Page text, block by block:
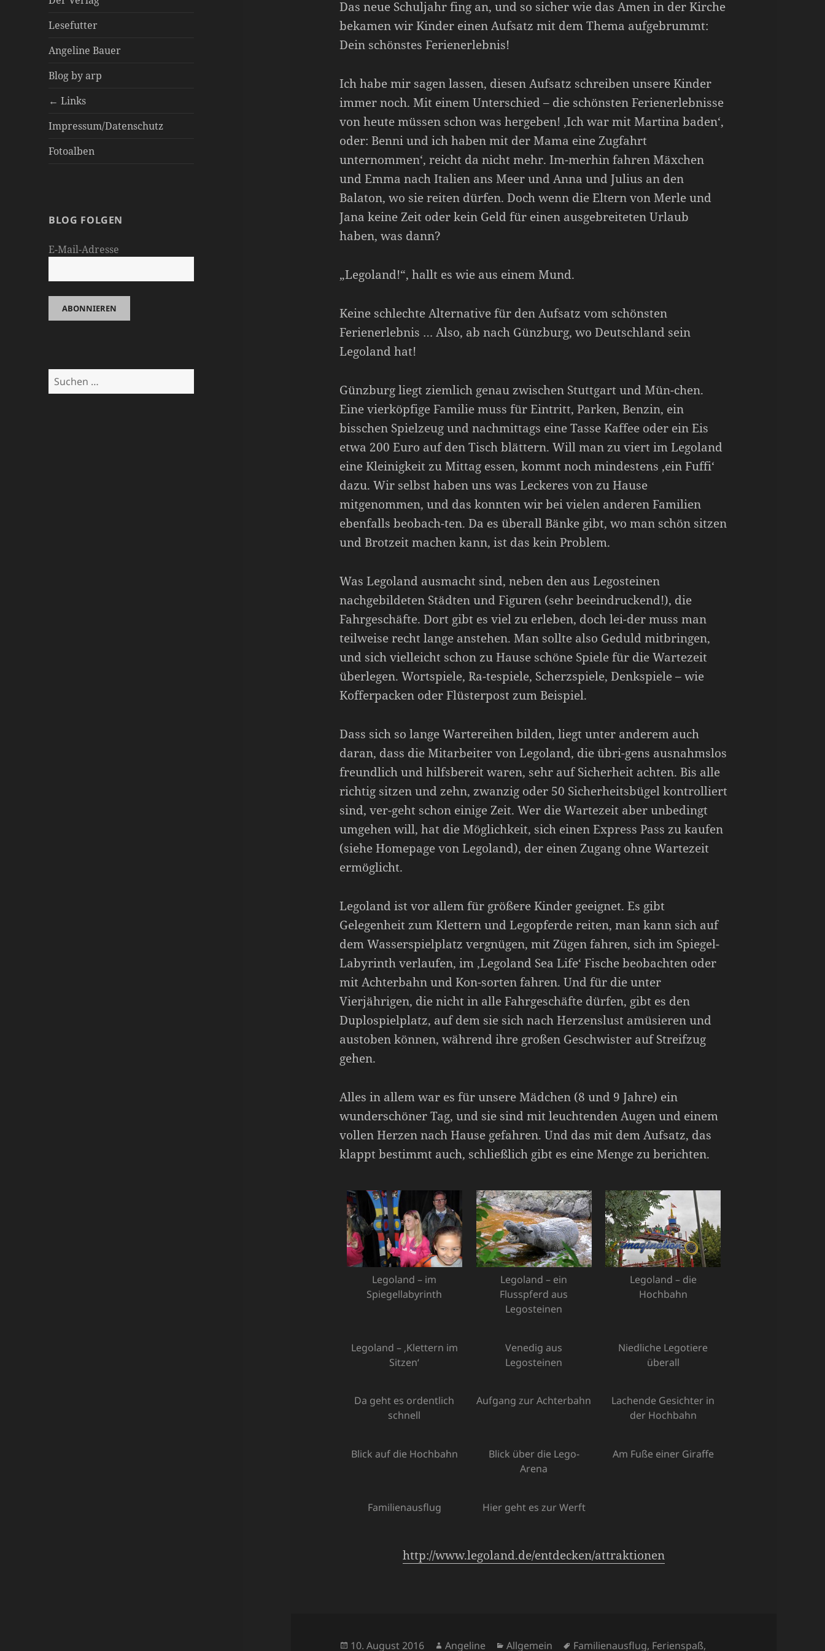
Lesefutter
Angeline Bauer
Blog by arp
← Links
Impressum/Datenschutz
Fotoalben
BLOG FOLGEN
E-Mail-Adresse
Suchen
nach:
Das neue Schuljahr fing an, und so sicher wie das Amen in der Kirche
bekamen wir Kinder einen Aufsatz mit dem Thema aufgebrummt:
Dein schönstes Ferienerlebnis!
Ich habe mir sagen lassen, diesen Aufsatz schreiben unsere Kinder
immer noch. Mit einem Unterschied – die schönsten Ferienerlebnisse
von heute müssen schon was hergeben! ‚Ich war mit Martina baden‘,
oder: Benni und ich haben mit der Mama eine Zugfahrt
unternommen‘, reicht da nicht mehr. Im-merhin fahren Mäxchen
und Emma nach Italien ans Meer und Anna und Julius an den
Balaton, wo sie reiten dürfen. Doch wenn die Eltern von Merle und
Jana keine Zeit oder kein Geld für einen ausgebreiteten Urlaub
haben, was dann?
„Legoland!“, hallt es wie aus einem Mund.
Keine schlechte Alternative für den Aufsatz vom schönsten
Ferienerlebnis … Also, ab nach Günzburg, wo Deutschland sein
Legoland hat!
Günzburg liegt ziemlich genau zwischen Stuttgart und Mün-chen.
Eine vierköpfige Familie muss für Eintritt, Parken, Benzin, ein
bisschen Spielzeug und nachmittags eine Tasse Kaffee oder ein Eis
etwa 200 Euro auf den Tisch blättern. Will man zu viert im Legoland
eine Kleinigkeit zu Mittag essen, kommt noch mindestens ‚ein Fuffi‘
dazu. Wir selbst haben uns was Leckeres von zu Hause
mitgenommen, und das konnten wir bei vielen anderen Familien
ebenfalls beobach-ten. Da es überall Bänke gibt, wo man schön sitzen
und Brotzeit machen kann, ist das kein Problem.
Was Legoland ausmacht sind, neben den aus Legosteinen
nachgebildeten Städten und Figuren (sehr beeindruckend!), die
Fahrgeschäfte. Dort gibt es viel zu erleben, doch lei-der muss man
teilweise recht lange anstehen. Man sollte also Geduld mitbringen,
und sich vielleicht schon zu Hause schöne Spiele für die Wartezeit
überlegen. Wortspiele, Ra-tespiele, Scherzspiele, Denkspiele – wie
Kofferpacken oder Flüsterpost zum Beispiel.
Dass sich so lange Wartereihen bilden, liegt unter anderem auch
daran, dass die Mitarbeiter von Legoland, die übri-gens ausnahmslos
freundlich und hilfsbereit waren, sehr auf Sicherheit achten. Bis alle
richtig sitzen und zehn, zwanzig oder 50 Sicherheitsbügel kontrolliert
sind, ver-geht schon einige Zeit. Wer die Wartezeit aber unbedingt
umgehen will, hat die Möglichkeit, sich einen Express Pass zu kaufen
(siehe Homepage von Legoland), der einen Zugang ohne Wartezeit
ermöglicht.
Legoland ist vor allem für größere Kinder geeignet. Es gibt
Gelegenheit zum Klettern und Legopferde reiten, man kann sich auf
dem Wasserspielplatz vergnügen, mit Zügen fahren, sich im Spiegel-
Labyrinth verlaufen, im ‚Legoland Sea Life‘ Fische beobachten oder
mit Achterbahn und Kon-sorten fahren. Und für die unter
Vierjährigen, die nicht in alle Fahrgeschäfte dürfen, gibt es den
Duplospielplatz, auf dem sie sich nach Herzenslust amüsieren und
austoben können, während ihre großen Geschwister auf Streifzug
gehen.
Alles in allem war es für unsere Mädchen (8 und 9 Jahre) ein
wunderschöner Tag, und sie sind mit leuchtenden Augen und einem
vollen Herzen nach Hause gefahren. Und das mit dem Aufsatz, das
klappt bestimmt auch, schließlich gibt es eine Menge zu berichten.
Legoland – im
Spiegellabyrinth
Legoland – ein
Flusspferd aus
Legosteinen
Legoland – die
Hochbahn
Legoland – ‚Klettern im
Sitzen‘
Venedig aus
Legosteinen
Niedliche Legotiere
überall
Da geht es ordentlich
schnell
Aufgang zur Achterbahn
Lachende Gesichter in
der Hochbahn
Blick auf die Hochbahn
Blick über die Lego-
Arena
Am Fuße einer Giraffe
Familienausflug Hier geht es zur Werft
http://www.legoland.de/entdecken/attraktionen
Veröffentlicht
10. August 2016 Autor
Angeline Kategorien
Allgemein Schlagwörter
Familienausflug, Ferienspaß,